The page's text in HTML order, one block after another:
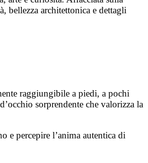
bellezza architettonica e dettagli
raggiungibile a piedi, a pochi
sorprendente che valorizza la
e percepire l’anima autentica di